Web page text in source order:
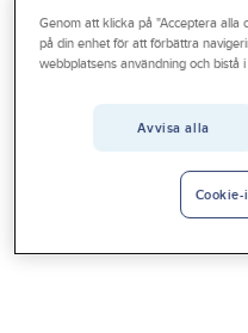
Kampanjer
Outlet
Gelia Produkter Gelia VVS
Genom att klicka på "Acceptera alla
på din enhet för att förbättra
webbplatsens användning och bistå
Avvisa alla